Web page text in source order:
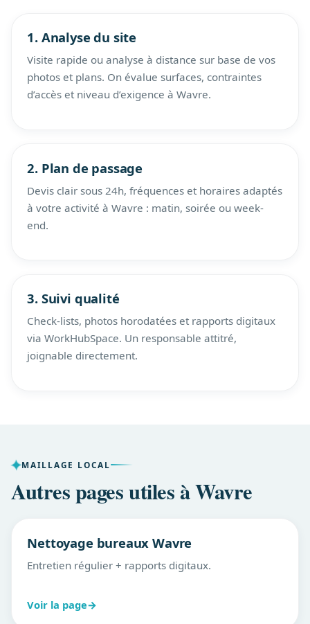
1. Analyse du site
Visite rapide ou analyse à distance sur base de vos
photos et plans. On évalue surfaces, contraintes
d’accès et niveau d’exigence à Wavre.
2. Plan de passage
Devis clair sous 24h, fréquences et horaires adaptés
à votre activité à Wavre : matin, soirée ou week-
end.
3. Suivi qualité
Check-lists, photos horodatées et rapports digitaux
via WorkHubSpace. Un responsable attitré,
joignable directement.
MAILLAGE LOCAL
Autres pages utiles à Wavre
Nettoyage bureaux Wavre
Entretien régulier + rapports digitaux.
Voir la page→